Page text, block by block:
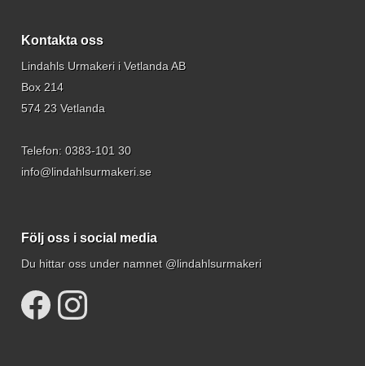
Kontakta oss
Lindahls Urmakeri i Vetlanda AB
Box 214
574 23 Vetlanda
Telefon: 0383-101 30
info@lindahlsurmakeri.se
Följ oss i social media
Du hittar oss under namnet @lindahlsurmakeri